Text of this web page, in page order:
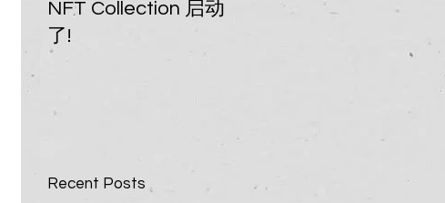
NFT Collection 启动
了!
上了乐坛趋势？
Recent Posts